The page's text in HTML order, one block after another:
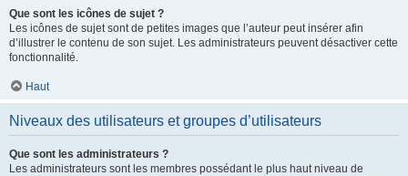
Que sont les icônes de sujet ?
Les icônes de sujet sont de petites images que l’auteur peut insérer afin
d’illustrer le contenu de son sujet. Les administrateurs peuvent désactiver cette
fonctionnalité.
Haut
Niveaux des utilisateurs et groupes d’utilisateurs
Que sont les administrateurs ?
Les administrateurs sont les membres possédant le plus haut niveau de